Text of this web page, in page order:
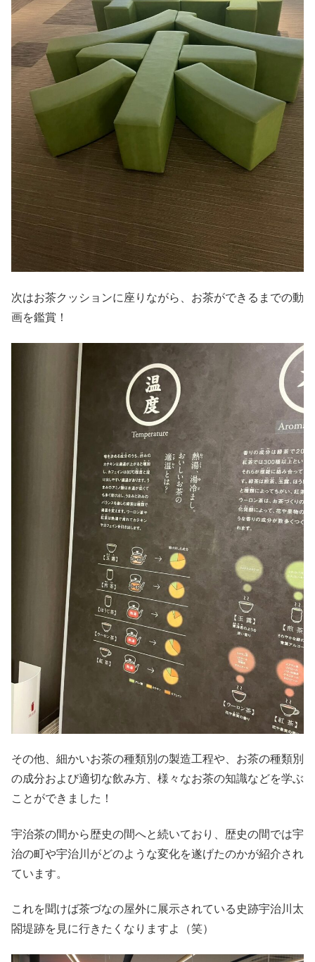
次はお茶クッションに座りながら、お茶ができるまでの動
画を鑑賞！
その他、細かいお茶の種類別の製造工程や、お茶の種類別
の成分および適切な飲み方、様々なお茶の知識などを学ぶ
ことができました！
宇治茶の間から歴史の間へと続いており、歴史の間では宇
治の町や宇治川がどのような変化を遂げたのかが紹介され
ています。
これを聞けば茶づなの屋外に展示されている史跡宇治川太
閤堤跡を見に行きたくなりますよ（笑）